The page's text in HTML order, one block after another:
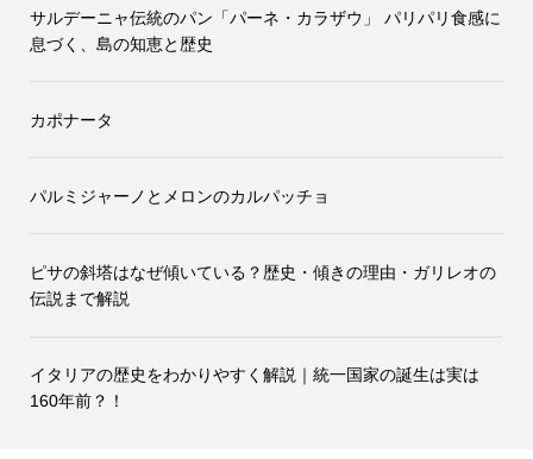
サルデーニャ伝統のパン「パーネ・カラザウ」 パリパリ食感に
息づく、島の知恵と歴史
カポナータ
パルミジャーノとメロンのカルパッチョ
ピサの斜塔はなぜ傾いている？歴史・傾きの理由・ガリレオの
伝説まで解説
イタリアの歴史をわかりやすく解説｜統一国家の誕生は実は
160年前？！